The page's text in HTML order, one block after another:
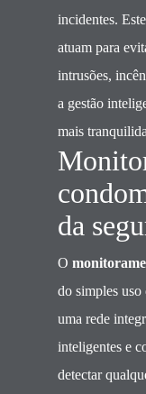
incidentes.
atuam para
intrusões,
a gestão
mais
da
O
do simples uso
uma rede
inteligentes e
detectar